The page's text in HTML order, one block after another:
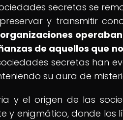
secretas se
y transmitir
organizaciones
de aquellos que
secretas han
su aura de
y el origen de las
y enigmático, donde los